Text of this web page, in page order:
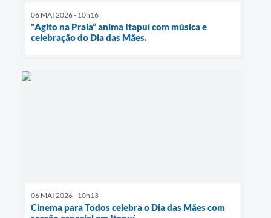
06 MAI 2026 - 10h16
"Agito na Praia” anima Itapuí com música e
celebração do Dia das Mães.
06 MAI 2026 - 10h13
Cinema para Todos celebra o Dia das Mães com